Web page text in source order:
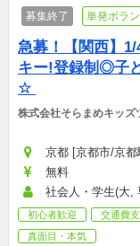
募集終了 単発ボラ
急募！【関西】
キー!登録制◎子
株式会社そらまめキッズ
京都 [京都市/京
無料
社会人・学生(大,
初心者歓迎 交通費
真面目・本気